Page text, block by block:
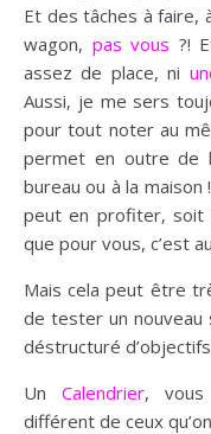
Et des tâches à faire,
wagon, pas vous ?!
assez de place, ni
Aussi, je me sers
pour tout noter au
permet en outre de
bureau ou à la maison
peut en profiter, soit
que pour vous, c’est
Mais cela peut être
de tester un nouveau
déstructuré
Un Calendrier, vous
différent de ceux